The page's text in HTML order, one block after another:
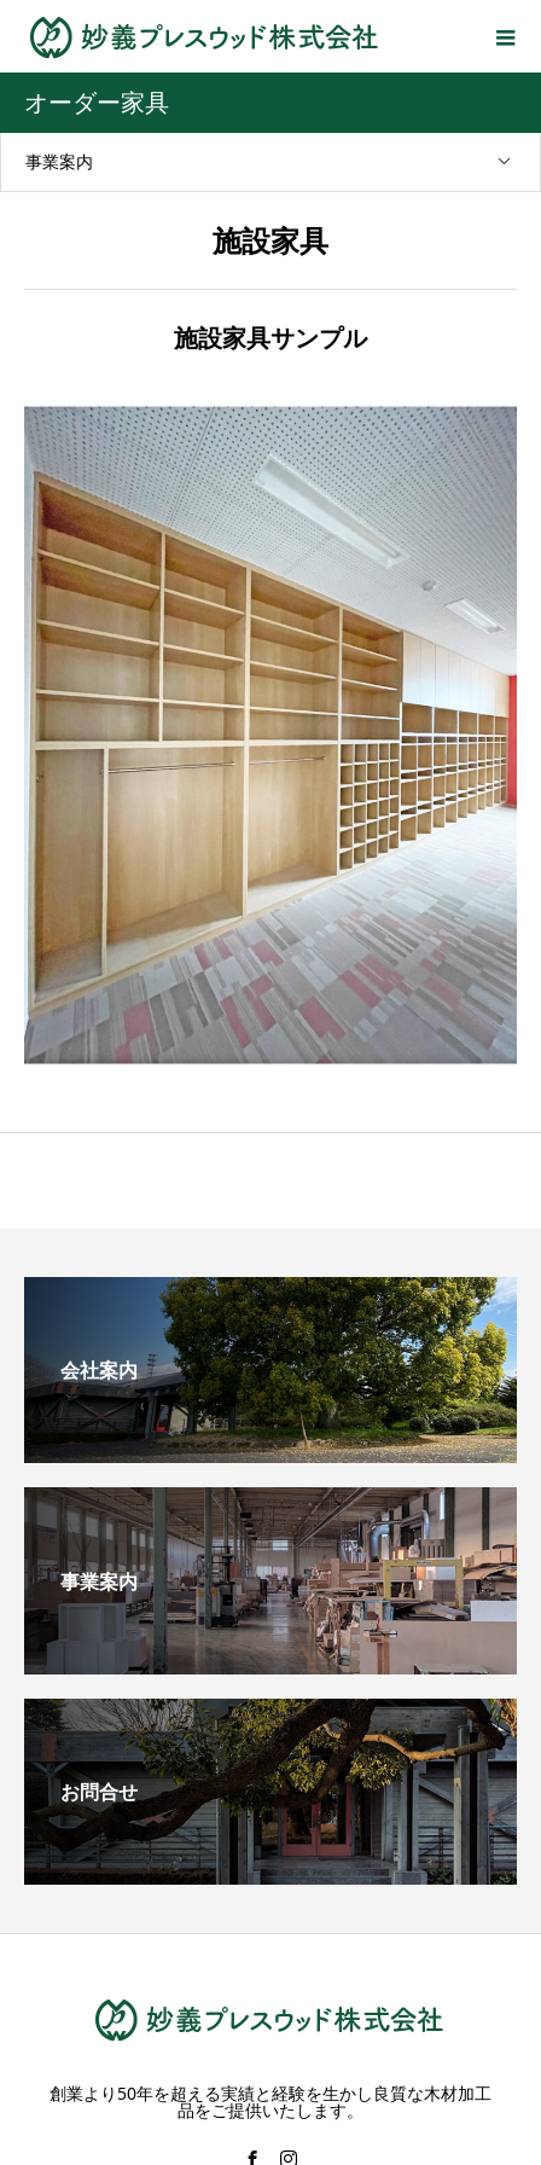
オーダー家具
事業案内
施設家具
施設家具サンプル
会社案内
事業案内
お問合せ
創業より50年を超える実績と経験を生かし良質な木材加工
品をご提供いたします。